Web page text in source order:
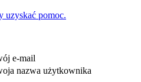
uzyskać pomoc.
e-mail
nazwa użytkownika